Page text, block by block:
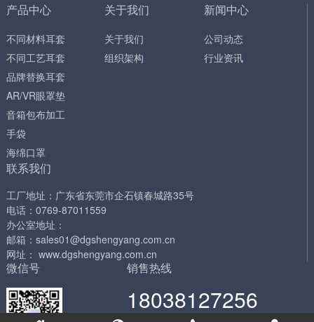
产品中心
不同材料耳套
不同工艺耳套
品牌替换耳套
AR/VR眼罩垫
音箱包布加工
手袋
海绵口罩
关于我们
关于我们
组织架构
新闻中心
公司动态
行业资讯
联系我们
工厂地址：广东省东莞市企石镇春城路35号
电话：0769-87011559
办公室地址：
邮箱：sales01@dgshengyang.com.cn
网址： www.dgshengyang.com.cn
微信号 销售热线
18038127256